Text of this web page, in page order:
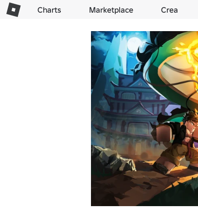
Charts Marketplace Crea